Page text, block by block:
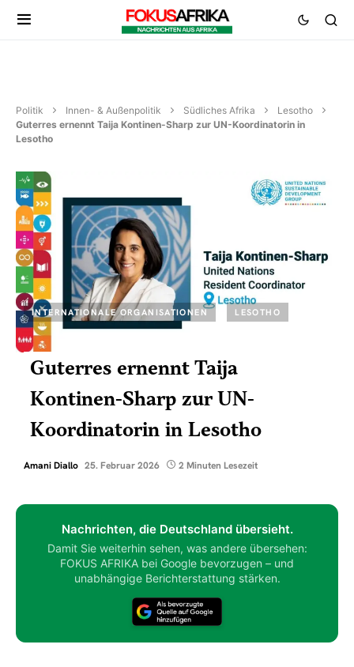
Politik Innen- & Außenpolitik Südliches Afrika
Lesotho
Guterres ernennt Taija Kontinen-Sharp zur UN-Koordinatorin in
Lesotho
INTERNATIONALE ORGANISATIONEN LESOTHO
Guterres ernennt Taija
Kontinen-Sharp zur UN-
Koordinatorin in Lesotho
Amani Diallo 25. Februar 2026 2 Minuten Lesezeit
Nachrichten, die Deutschland übersieht.
Damit Sie weiterhin sehen, was andere übersehen:
FOKUS AFRIKA bei Google bevorzugen – und
unabhängige Berichterstattung stärken.